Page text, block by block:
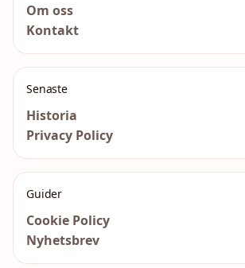
Om oss
Kontakt
Senaste
Historia
Privacy Policy
Guider
Cookie Policy
Nyhetsbrev